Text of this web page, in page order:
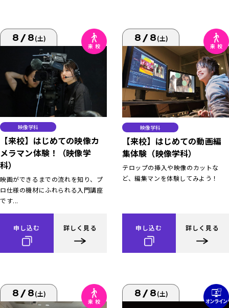
8/8(土)
映像学科
【来校】はじめての映像カ
メラマン体験！（映像学
科）
映画ができるまでの流れを知り、プ
ロ仕様の機材にふれられる入門講座
です...
申し込む 詳しく見る
8/8(土)
映像学科
【来校】はじめての動画編
集体験（映像学科）
テロップの挿入や映像のカットな
ど、編集マンを体験してみよう！
申し込む 詳しく見る
8/8(土) 8/8(土)